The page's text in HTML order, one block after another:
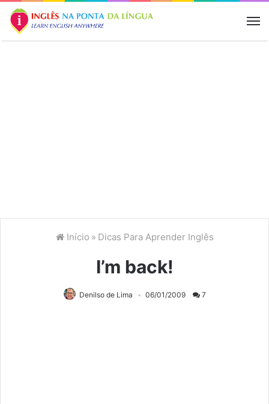
Início » Dicas Para Aprender Inglês
I’m back!
Denilso de Lima 06/01/2009 7